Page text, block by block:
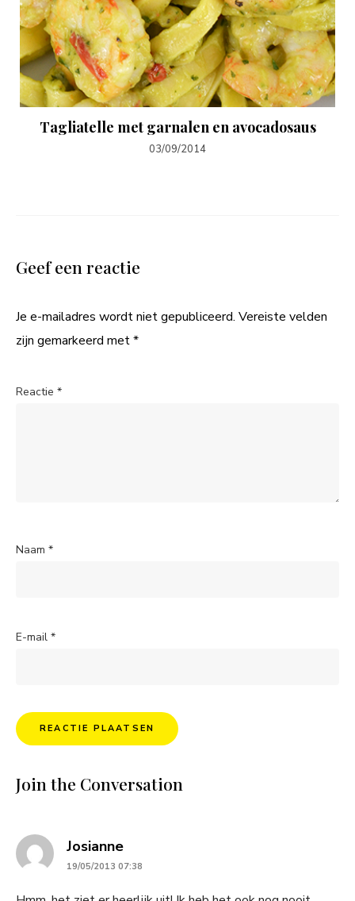
Tagliatelle met garnalen en avocadosaus
03/09/2014
Geef een reactie
Je e-mailadres wordt niet gepubliceerd. Vereiste velden
zijn gemarkeerd met*
Reactie *
Naam *
E-mail *
Join the Conversation
Josiannesays:
19/05/2013 07:38